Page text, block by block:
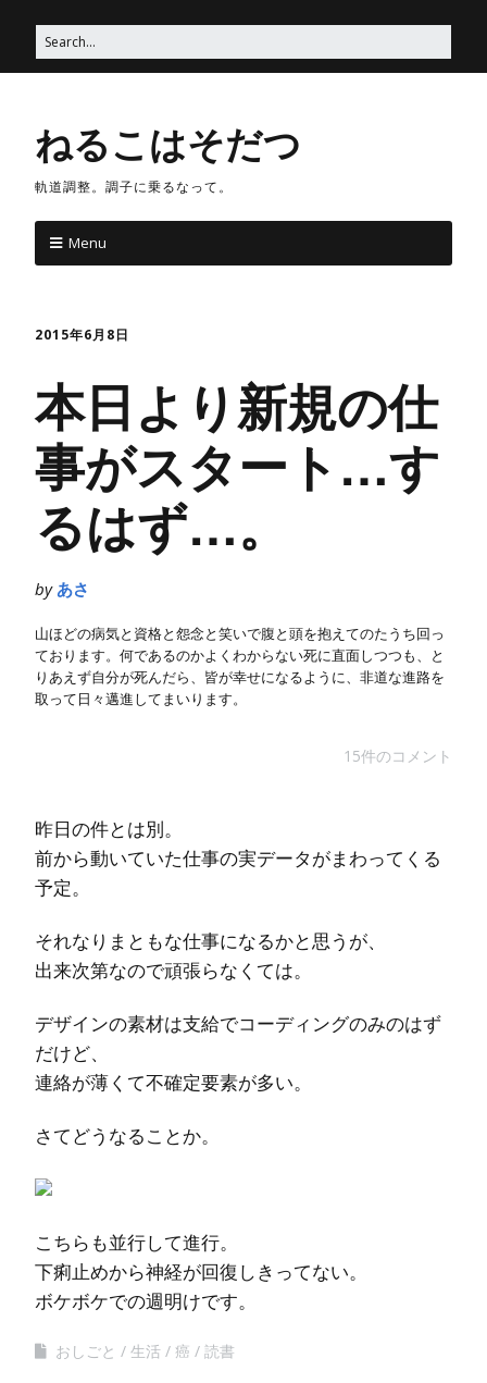
ねるこはそだつ
軌道調整。調子に乗るなって。
Menu
2015年6月8日
本日より新規の仕
事がスタート…す
るはず…。
by あさ
山ほどの病気と資格と怨念と笑いで腹と頭を抱えてのたうち回っ
ております。何であるのかよくわからない死に直面しつつも、と
りあえず自分が死んだら、皆が幸せになるように、非道な進路を
取って日々邁進してまいります。
15件のコメント
昨日の件とは別。
前から動いていた仕事の実データがまわってくる
予定。
それなりまともな仕事になるかと思うが、
出来次第なので頑張らなくては。
デザインの素材は支給でコーディングのみのはず
だけど、
連絡が薄くて不確定要素が多い。
さてどうなることか。
こちらも並行して進行。
下痢止めから神経が回復しきってない。
ボケボケでの週明けです。
おしごと 生活 癌 読書